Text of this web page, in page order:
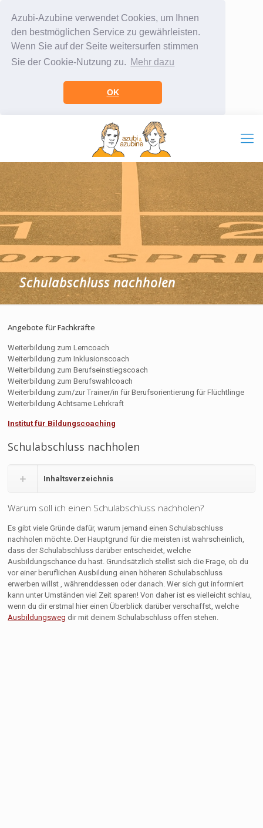
Azubi-Azubine verwendet Cookies, um Ihnen
den bestmöglichen Service zu gewährleisten.
Wenn Sie auf der Seite weitersurfen stimmen
Sie der Cookie-Nutzung zu. Mehr dazu
OK
Schulabschluss nachholen
Angebote für Fachkräfte
Weiterbildung zum Lerncoach
Weiterbildung zum Inklusionscoach
Weiterbildung zum Berufseinstiegscoach
Weiterbildung zum Berufswahlcoach
Weiterbildung zum/zur Trainer/in für Berufsorientierung für Flüchtlinge
Weiterbildung Achtsame Lehrkraft
Institut für Bildungscoaching
Schulabschluss nachholen
Inhaltsverzeichnis
Warum soll ich einen Schulabschluss nachholen?
Es gibt viele Gründe dafür, warum jemand einen Schulabschluss
nachholen möchte. Der Hauptgrund für die meisten ist wahrscheinlich,
dass der Schulabschluss darüber entscheidet, welche
Ausbildungschance du hast. Grundsätzlich stellst sich die Frage, ob du
vor einer beruflichen Ausbildung einen höheren Schulabschluss
erwerben willst , währenddessen oder danach. Wer sich gut informiert
kann unter Umständen viel Zeit sparen! Von daher ist es vielleicht schlau,
wenn du dir erstmal hier einen Überblick darüber verschaffst, welche
Ausbildungsweg dir mit deinem Schulabschluss offen stehen.